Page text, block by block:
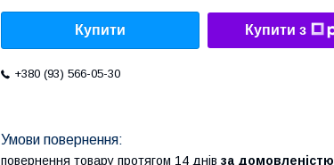
Купити Купити з
+380 (93) 566-05-30
повернення товару протягом 14 днів за домовленістю